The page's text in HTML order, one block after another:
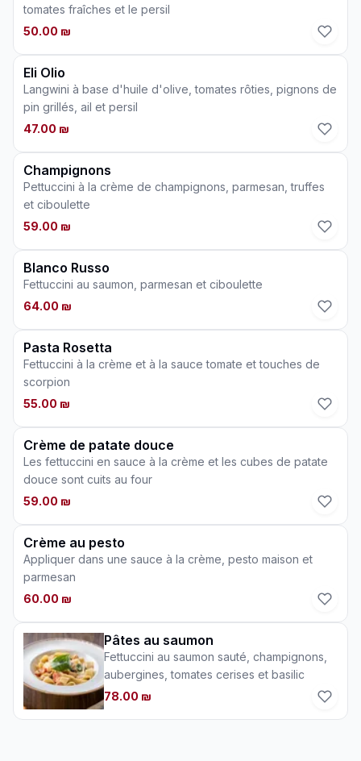
tomates fraîches et le persil
50.00 ₪
Eli Olio
Langwini à base d'huile d'olive, tomates rôties, pignons de
pin grillés, ail et persil
47.00 ₪
Champignons
Pettuccini à la crème de champignons, parmesan, truffes
et ciboulette
59.00 ₪
Blanco Russo
Fettuccini au saumon, parmesan et ciboulette
64.00 ₪
Pasta Rosetta
Fettuccini à la crème et à la sauce tomate et touches de
scorpion
55.00 ₪
Crème de patate douce
Les fettuccini en sauce à la crème et les cubes de patate
douce sont cuits au four
59.00 ₪
Crème au pesto
Appliquer dans une sauce à la crème, pesto maison et
parmesan
60.00 ₪
Pâtes au saumon
Fettuccini au saumon sauté, champignons,
aubergines, tomates cerises et basilic
78.00 ₪